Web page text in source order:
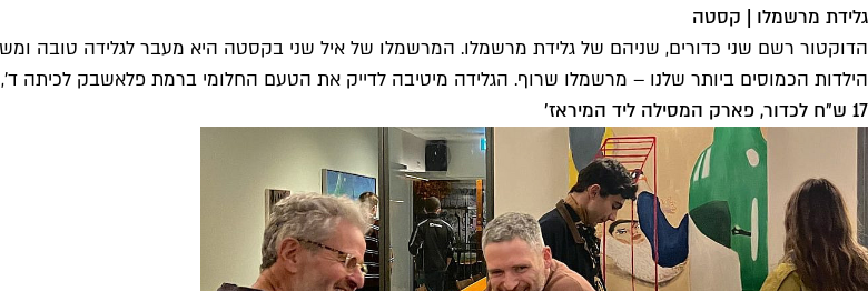
גלידת מרשמלו | קסטה
הדוקטור רשם שני כדורים, שניהם של גלידת מרשמלו. המרשמלו של איל שני בקסטה היא מעבר לגלידה טובה
הילדות הכמוסים ביותר שלנו – מרשמלו שרוף. הגלידה מיטיבה לדייק את הטעם החלומי ברמת פלאשבק לכיתה
17 ש״ח לכדור, פארק המסילה ליד המיראז׳